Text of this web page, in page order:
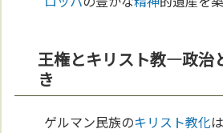
王権とキリスト教—政治
き
ゲルマン民族のキリスト教化